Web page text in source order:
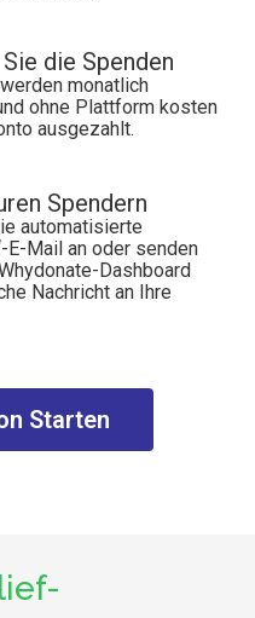
die Spenden
monatlich
ohne Plattform kosten
ausgezahlt.
Spendern
automatisierte
E-Mail an oder senden
Dashboard
Nachricht an Ihre
Starten